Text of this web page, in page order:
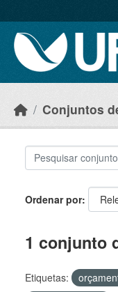
Conjuntos
Ordenar por
1 conjunto
Etiquetas: